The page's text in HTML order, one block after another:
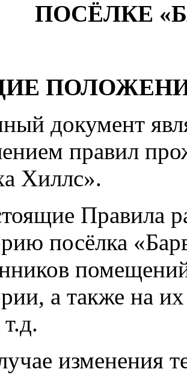
ПОСЁЛКЕ
документ
правил
Хиллс».
Правила
посёлка
а также на
изменения